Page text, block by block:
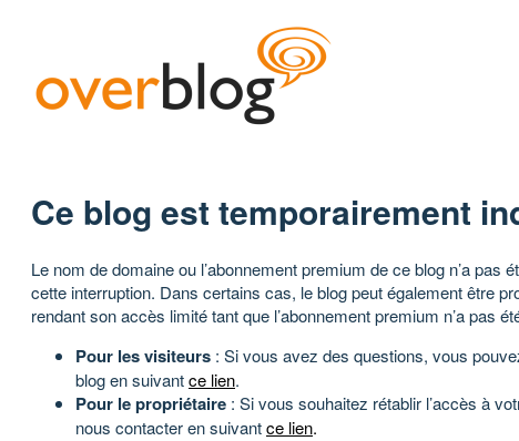
Ce blog est temporairement
Le nom de domaine ou l’abonnement premium de ce blog n’a pas
cette interruption. Dans certains cas, le blog peut également être
rendant son accès limité tant que l’abonnement premium n’a pas
Pour les visiteurs : Si vous avez des questions, vous
blog en suivantce lien.
Pour le propriétaire : Si vous souhaitez rétablir l’accès à
nous contacter en suivantce lien.